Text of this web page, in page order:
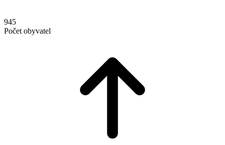
945
Počet obyvatel